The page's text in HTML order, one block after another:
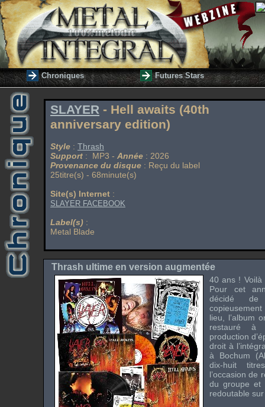
Chroniques Futures Stars
SLAYER - Hell awaits (40th
anniversary edition)
Style : Thrash
Support : MP3 - Année : 2026
Provenance du disque : Reçu du label
25titre(s) - 68minute(s)
Site(s) Internet :
SLAYER FACEBOOK
Label(s) :
Metal Blade
Thrash ultime en version augmentée
40 ans !
Pour cet
décidé
lieu, l’album
restauré à
production
droit à
à Bochum
dix-huit
l’occasion de
du groupe et
redoutable